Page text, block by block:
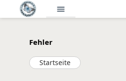
menu
Fehler
Startseite